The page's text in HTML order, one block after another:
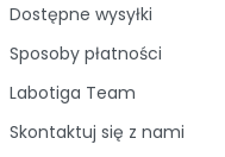
Dostępne wysyłki
Sposoby płatności
Labotiga Team
Skontaktuj się z nami